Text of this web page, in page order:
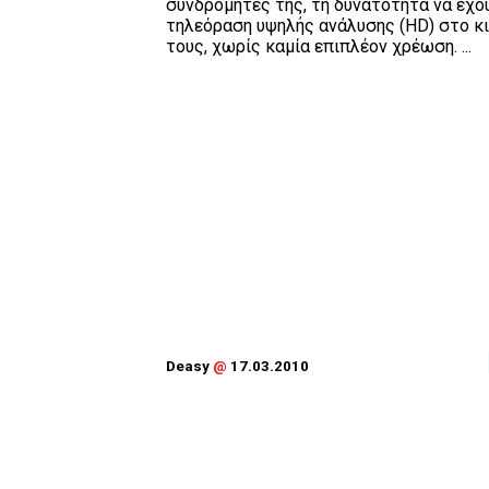
συνδρομητές της, τη δυνατότητα να
τηλεόραση υψηλής ανάλυσης (HD) στο
τους, χωρίς καμία επιπλέον χρέωση. ...
Deasy @ 17.03.2010